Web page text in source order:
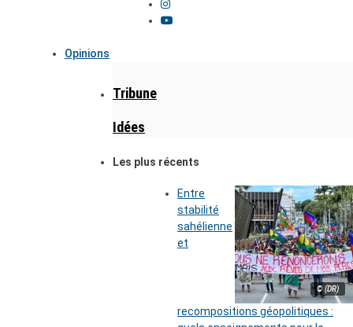
Opinions
Tribune
Idées
Les plus récents
© (DR)
Entre
stabilité
sahélienne
et
recompositions géopolitiques :